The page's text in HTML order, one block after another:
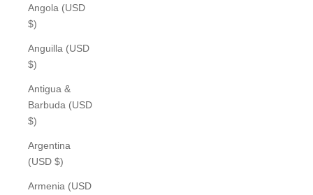
Angola (USD
$)
Anguilla (USD
$)
Antigua &
Barbuda (USD
$)
Argentina
(USD $)
Armenia (USD